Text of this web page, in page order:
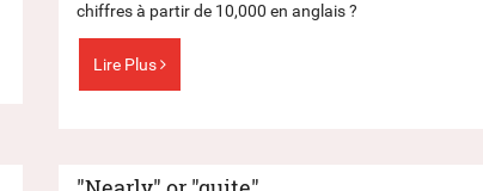
chiffres à partir de 10,000 en anglais ?
Lire Plus